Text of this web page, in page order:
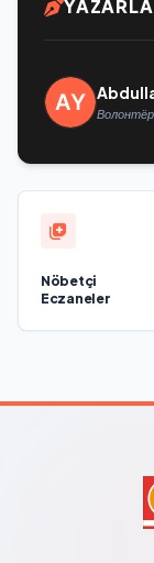
Nöbetçi
Eczaneler